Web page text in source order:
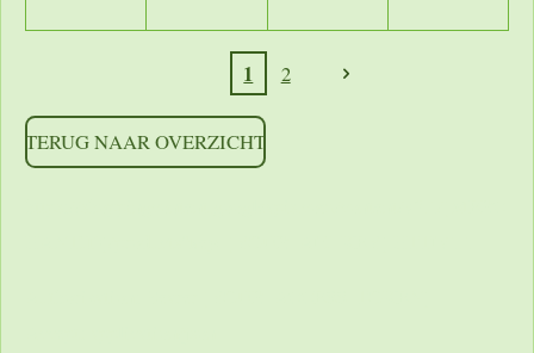
1 2
TERUG NAAR OVERZICHT